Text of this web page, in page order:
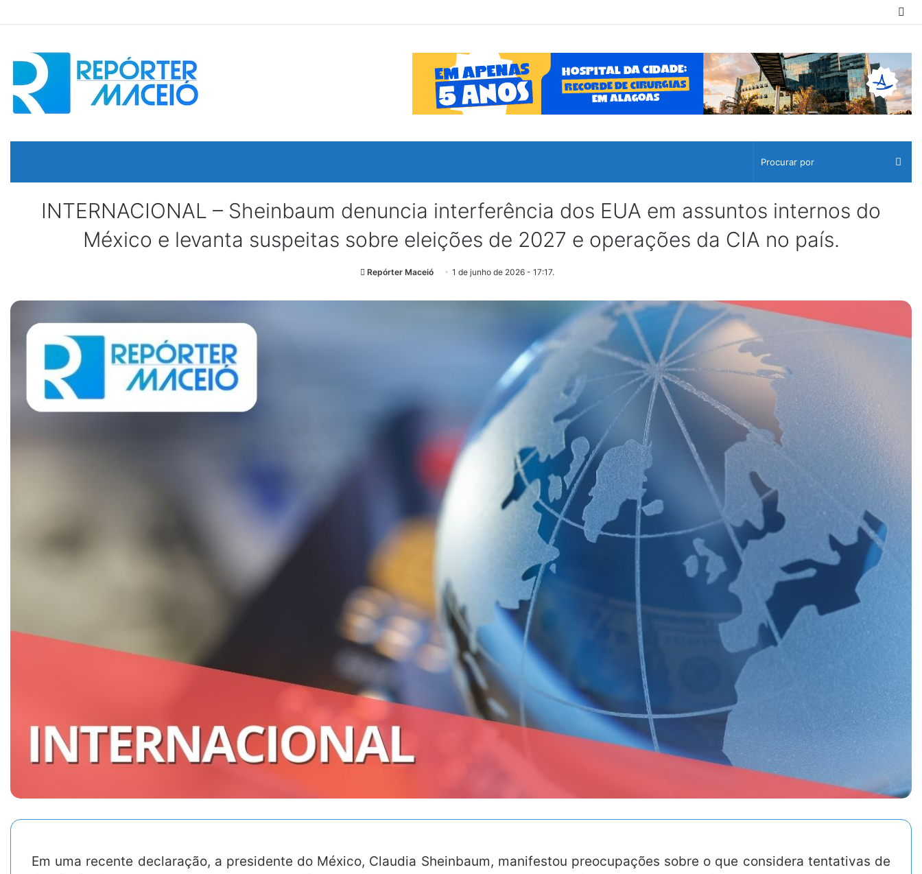
INTERNACIONAL – Sheinbaum denuncia interferência dos EUA em assuntos internos do
México e levanta suspeitas sobre eleições de 2027 e operações da CIA no país.
Repórter Maceió 1 de junho de 2026 - 17:17.
Em uma recente declaração, a presidente do México, Claudia Sheinbaum, manifestou preocupações sobre o que considera tentativas de